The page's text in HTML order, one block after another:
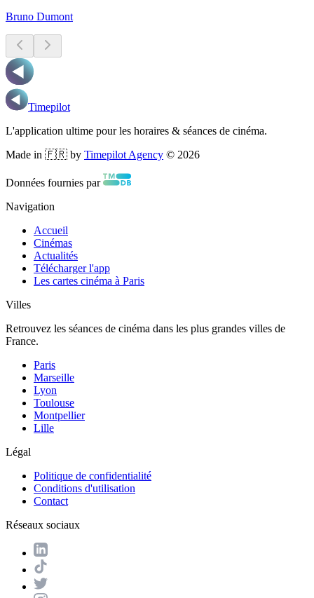
Bruno Dumont
Timepilot
L'application ultime pour les horaires & séances de cinéma.
Made in 🇫🇷 by Timepilot Agency © 2026
Données fournies par
Navigation
Accueil
Cinémas
Actualités
Télécharger l'app
Les cartes cinéma à Paris
Villes
Retrouvez les séances de cinéma dans les plus grandes villes de
France.
Paris
Marseille
Lyon
Toulouse
Montpellier
Lille
Légal
Politique de confidentialité
Conditions d'utilisation
Contact
Réseaux sociaux